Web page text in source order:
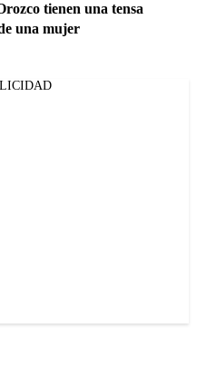
tienen una tensa
una mujer